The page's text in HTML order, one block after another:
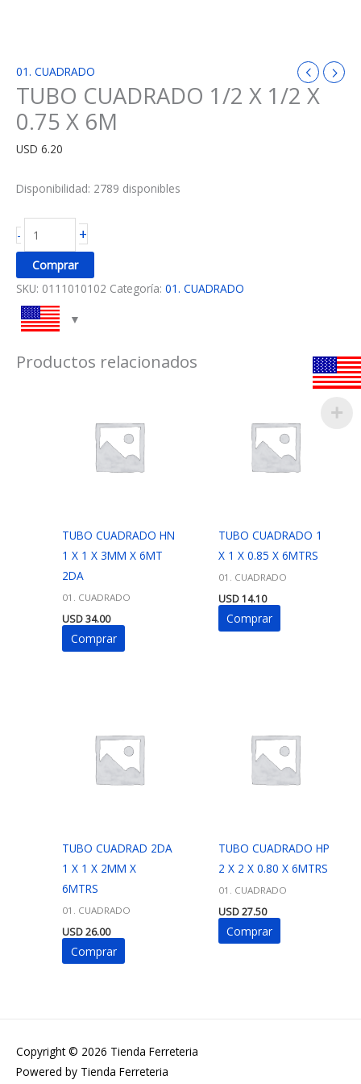
01. CUADRADO
TUBO CUADRADO 1/2 X 1/2 X
0.75 X 6M
USD 6.20
Disponibilidad: 2789 disponibles
- +
Comprar
SKU: 0111010102 Categoría: 01. CUADRADO
Productos relacionados
TUBO CUADRADO HN
1 X 1 X 3MM X 6MT
2DA
01. CUADRADO
USD34.00
Comprar
TUBO CUADRADO 1
X 1 X 0.85 X 6MTRS
01. CUADRADO
USD14.10
Comprar
TUBO CUADRAD 2DA
1 X 1 X 2MM X
6MTRS
01. CUADRADO
USD26.00
Comprar
TUBO CUADRADO HP
2 X 2 X 0.80 X 6MTRS
01. CUADRADO
USD27.50
Comprar
Copyright © 2026 Tienda Ferreteria
Powered by Tienda Ferreteria